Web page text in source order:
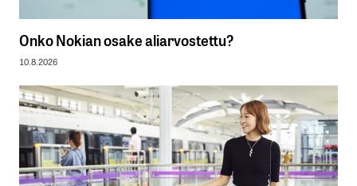
Onko Nokian osake aliarvostettu?
10.8.2026